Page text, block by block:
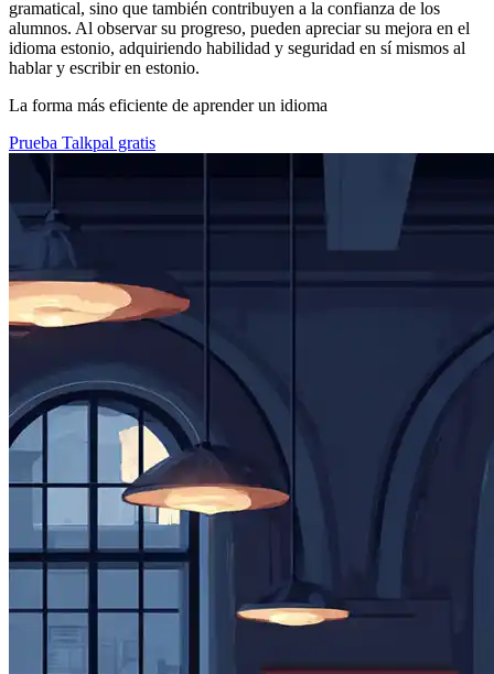
gramatical, sino que también contribuyen a la confianza de los
alumnos. Al observar su progreso, pueden apreciar su mejora en el
idioma estonio, adquiriendo habilidad y seguridad en sí mismos al
hablar y escribir en estonio.
La forma más eficiente de aprender un idioma
Prueba Talkpal gratis